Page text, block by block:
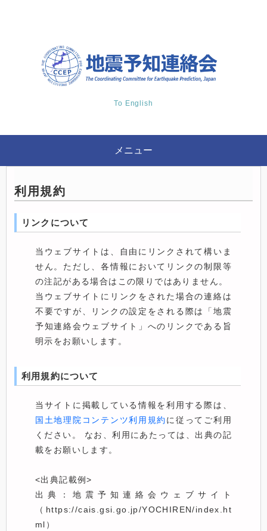
To English
メニュー
利用規約
リンクについて
当ウェブサイトは、自由にリンクされて構いま
せん。ただし、各情報においてリンクの制限等
の注記がある場合はこの限りではありません。
当ウェブサイトにリンクをされた場合の連絡は
不要ですが、リンクの設定をされる際は「地震
予知連絡会ウェブサイト」へのリンクである旨
明示をお願いします。
利用規約について
当サイトに掲載している情報を利用する際は、
国土地理院コンテンツ利用規約 に従ってご利用
ください。 なお、利用にあたっては、出典の記
載をお願いします。
<出典記載例>
出典：地震予知連絡会ウェブサイト
（https://cais.gsi.go.jp/YOCHIREN/index.ht
ml）